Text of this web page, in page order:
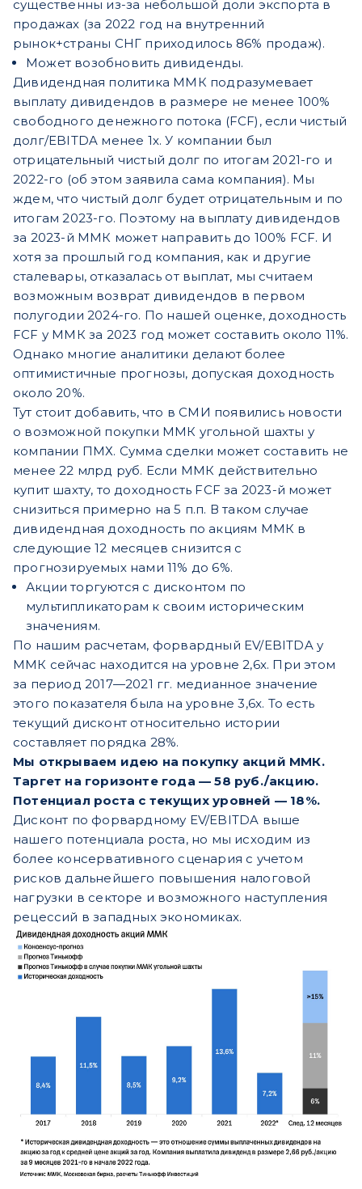
существенны из-за небольшой доли экспорта в
продажах (за 2022 год на внутренний
рынок+страны СНГ приходилось 86% продаж).
Может возобновить дивиденды.
Дивидендная политика ММК подразумевает
выплату дивидендов в размере не менее 100%
свободного денежного потока (FCF), если чистый
долг/EBITDA менее 1х. У компании был
отрицательный чистый долг по итогам 2021-го и
2022-го (об этом заявила сама компания). Мы
ждем, что чистый долг будет отрицательным и по
итогам 2023-го. Поэтому на выплату дивидендов
за 2023-й ММК может направить до 100% FCF. И
хотя за прошлый год компания, как и другие
сталевары, отказалась от выплат, мы считаем
возможным возврат дивидендов в первом
полугодии 2024-го. По нашей оценке, доходность
FCF у ММК за 2023 год может составить около 11%.
Однако многие аналитики делают более
оптимистичные прогнозы, допуская доходность
около 20%.
Тут стоит добавить, что в СМИ появились новости
о возможной покупки ММК угольной шахты у
компании ПМХ. Сумма сделки может составить не
менее 22 млрд руб. Если ММК действительно
купит шахту, то доходность FCF за 2023-й может
снизиться примерно на 5 п.п. В таком случае
дивидендная доходность по акциям ММК в
следующие 12 месяцев снизится с
прогнозируемых нами 11% до 6%.
Акции торгуются с дисконтом по
мультипликаторам к своим историческим
значениям.
По нашим расчетам, форвардный EV/EBITDA у
ММК сейчас находится на уровне 2,6x. При этом
за период 2017—2021 гг. медианное значение
этого показателя была на уровне 3,6x. То есть
текущий дисконт относительно истории
составляет порядка 28%.
Мы открываем идею на покупку акций ММК.
Таргет на горизонте года — 58 руб./акцию.
Потенциал роста с текущих уровней — 18%.
Дисконт по форвардному EV/EBITDA выше
нашего потенциала роста, но мы исходим из
более консервативного сценария с учетом
рисков дальнейшего повышения налоговой
нагрузки в секторе и возможного наступления
рецессий в западных экономиках.